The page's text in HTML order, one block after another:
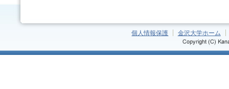
個人情報保護 金沢大学ホーム